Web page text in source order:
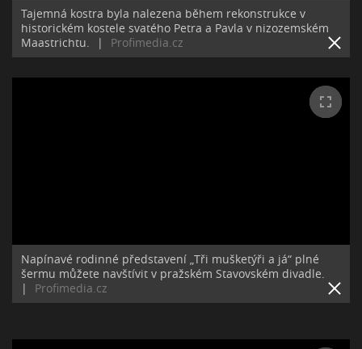
Tajemná kostra byla nalezena během rekonstrukce v
historickém kostele svatého Petra a Pavla v nizozemském
Maastrichtu.
| Profimedia.cz
Napínavé rodinné představení „Tři mušketýři a já“ plné
šermu můžete navštívit v pražském Stavovském divadle.
|
Profimedia.cz